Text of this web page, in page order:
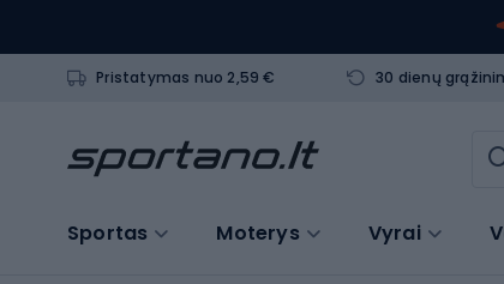
Pristatymas nuo 2,59 € 30 dienų
Sportas Moterys Vyrai